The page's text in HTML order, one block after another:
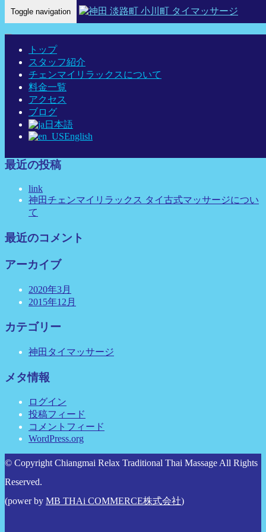
Toggle navigation
トップ
スタッフ紹介
チェンマイリラックスについて
料金一覧
アクセス
ブログ
日本語
English
Home- アン …
アン 神田 タイマッサージ タイ古式マッサージ チェンマイリ
ラックス
最近の投稿
link
神田チェンマイリラックス タイ古式マッサージについ
て
最近のコメント
アーカイブ
2020年3月
2015年12月
カテゴリー
神田タイマッサージ
メタ情報
ログイン
投稿フィード
コメントフィード
WordPress.org
© Copyright Chiangmai Relax Traditional Thai Massage All Rights
Reserved.
(power by MB THAi COMMERCE株式会社)